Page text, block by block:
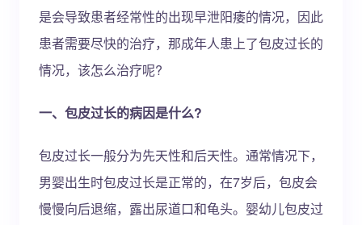
是会导致患者经常性的出现早泄阳痿的情况，因此
患者需要尽快的治疗，那成年人患上了包皮过长的
情况，该怎么治疗呢?
一、包皮过长的病因是什么?
包皮过长一般分为先天性和后天性。通常情况下，
男婴出生时包皮过长是正常的，在7岁后，包皮会
慢慢向后退缩，露出尿道口和龟头。婴幼儿包皮过